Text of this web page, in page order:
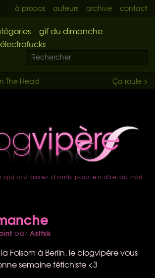
à propos auteurs archive contact
gif du dimanche
électrofucks
Ça roule >
The Head
qui ont assez d'amis pour en dire du mal
parAsthik
Folsom à Berlin, le blogvipère vous
semaine fétichiste <3